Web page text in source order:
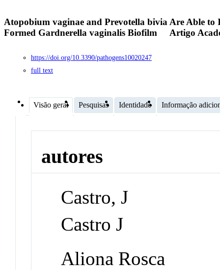
Atopobium vaginae and Prevotella bivia Are Able to
Formed Gardnerella vaginalis Biofilm
Artigo
https://doi.org/10.3390/pathogens10020247
full text
Visão geral Pesquisas Identidade Informação
autores
Castro, J
Castro J
Aliona Rosca